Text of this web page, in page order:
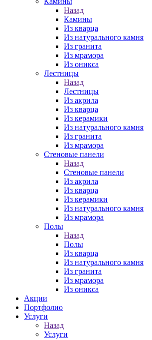
Назад
Камины
Из кварца
Из натурального камня
Из гранита
Из мрамора
Из оникса
Лестницы
Назад
Лестницы
Из акрила
Из кварца
Из керамики
Из натурального камня
Из гранита
Из мрамора
Стеновые панели
Назад
Стеновые панели
Из акрила
Из кварца
Из керамики
Из натурального камня
Из мрамора
Полы
Назад
Полы
Из кварца
Из натурального камня
Из гранита
Из мрамора
Из оникса
Акции
Портфолио
Услуги
Назад
Услуги